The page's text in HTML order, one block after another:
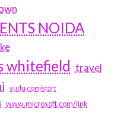
NOIDA
whitefield travel
vudu.com/start
www.microsoft.com/link